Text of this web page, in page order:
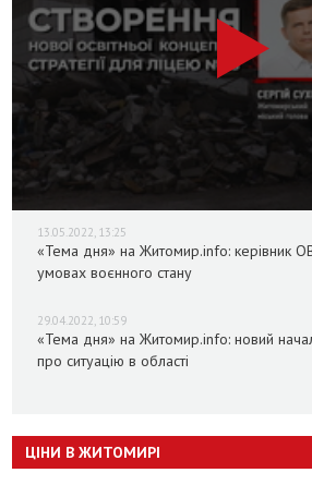
13.05.2022, 13:25
«Тема дня» на Житомир.info: керівник
умовах воєнного стану
29.04.2022, 10:59
«Тема дня» на Житомир.info: новий
про ситуацію в області
ЦІНИ В ЖИТОМИРІ